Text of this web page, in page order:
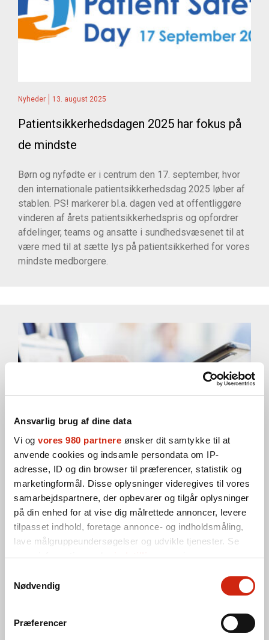
Ansvarlig brug af dine data
Vi og vores 980 partnere ønsker dit samtykke til at
anvende cookies og indsamle persondata om IP-
adresse, ID og din browser til præferencer, statistik og
marketingformål. Disse oplysninger videregives til vores
samarbejdspartnere, der opbevarer og tilgår oplysninger
på din enhed for at vise dig målrettede annoncer, levere
tilpasset indhold, foretage annonce- og indholdsmåling,
lave målgruppeundersøgelser og udvikle tjenester. Se
mere information underindstillingerog i vores
tilbage eller ændre indstillinger fra vores
Nødvendig
Præferencer
Nyheder 13. august 2025
Patientsikkerhedsdagen 2025 har fokus på
de mindste
Børn og nyfødte er i centrum den 17. september, hvor
den internationale patientsikkerhedsdag 2025 løber af
stablen. PS! markerer bl.a. dagen ved at offentliggøre
vinderen af årets patientsikkerhedspris og opfordrer
afdelinger, teams og ansatte i sundhedsvæsenet til at
være med til at sætte lys på patientsikkerhed for vores
mindste medborgere.
En digital fordør til sundhedsvæsenet – tro
og tvivl
besnærende. Men vi skal tage hånd om udfordringerne,
hvis den skal lykkes. Det skriver PS!-direktør Inge
Kristensen og patientambassadør Vibeke B. Andersen i
dette indlæg, der blev bragt i Practicus.